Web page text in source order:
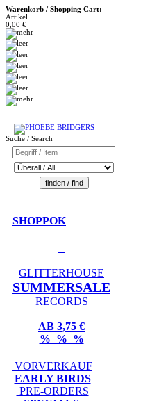
Warenkorb / Shopping Cart:
Artikel
0,00 €
Suche / Search
SHOPPOK
GLITTERHOUSE
SUMMERSALE
RECORDS
AB 3,75 €
% % %
VORVERKAUF
EARLY BIRDS
PRE-ORDERS